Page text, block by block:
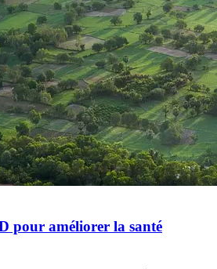
pour améliorer la santé